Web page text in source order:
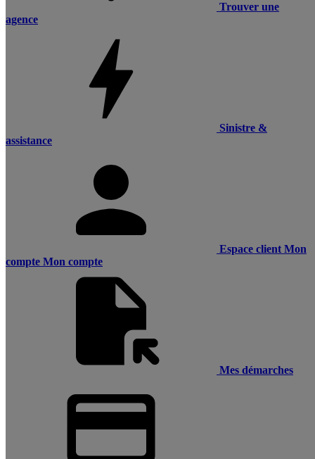
Trouver une
agence
Sinistre &
assistance
Espace client Mon
compte Mon compte
Mes démarches